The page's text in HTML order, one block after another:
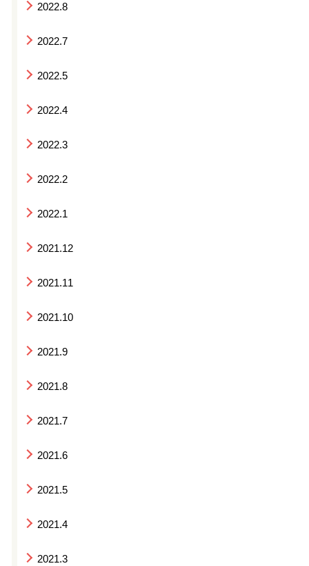
2022.8
2022.7
2022.5
2022.4
2022.3
2022.2
2022.1
2021.12
2021.11
2021.10
2021.9
2021.8
2021.7
2021.6
2021.5
2021.4
2021.3